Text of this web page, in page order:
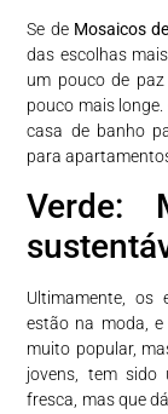
Se de Mosaicos
das escolhas
um pouco de
pouco mais
casa de banho
para
Verde:
Ultimamente, os
estão na moda,
muito popular,
jovens, tem sido
fresca, mas que